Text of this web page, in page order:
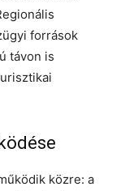
források
távon is
közre: a